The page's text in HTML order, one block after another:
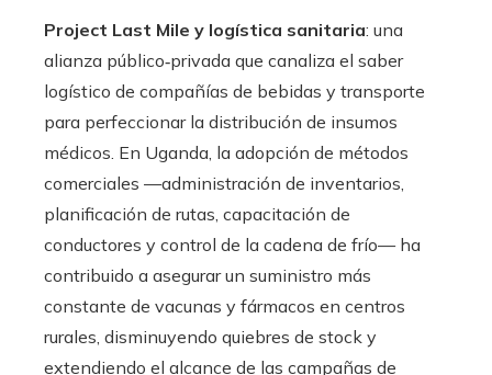
Project Last Mile y logística sanitaria: una
alianza público‑privada que canaliza el saber
logístico de compañías de bebidas y transporte
para perfeccionar la distribución de insumos
médicos. En Uganda, la adopción de métodos
comerciales —administración de inventarios,
planificación de rutas, capacitación de
conductores y control de la cadena de frío— ha
contribuido a asegurar un suministro más
constante de vacunas y fármacos en centros
rurales, disminuyendo quiebres de stock y
extendiendo el alcance de las campañas de